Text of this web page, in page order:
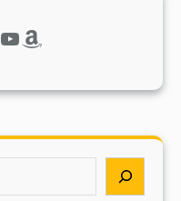
YouTube Amazon